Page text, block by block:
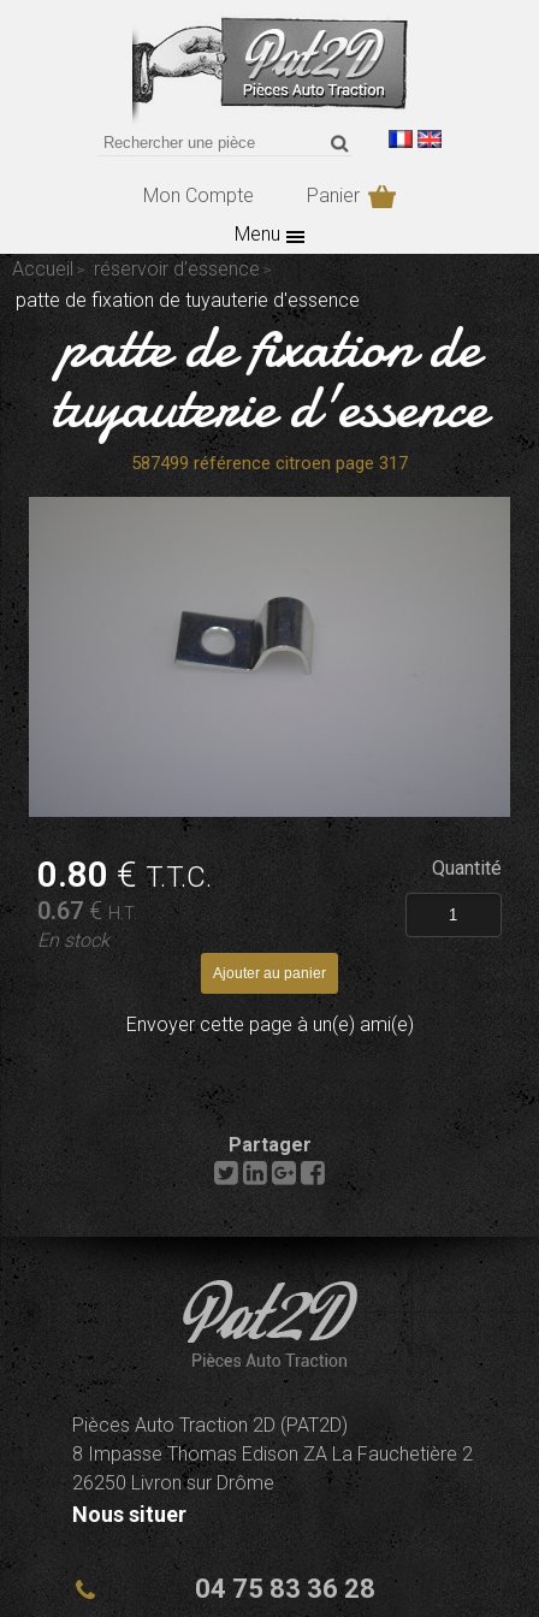
Mon Compte
Panier
Menu
Accueil
réservoir d'essence
patte de fixation de tuyauterie d'essence
patte de fixation de
tuyauterie d'essence
587499 référence citroen page 317
0.80 €T.T.C.
0.67 € H.T.
En stock
Quantité
Envoyer cette page à un(e) ami(e)
Partager
Pièces Auto Traction 2D (PAT2D)
8 Impasse Thomas Edison ZA La Fauchetière 2
26250 Livron sur Drôme
Nous situer
04 75 83 36 28